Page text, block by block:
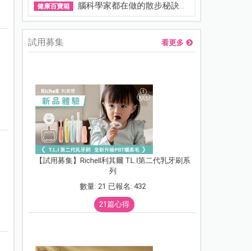
健康百寶箱 腦科學家都在做的散步秘訣！...
試用募集 看更多
【試用募集】Richell利其爾 T.L.I第二代乳牙刷系
列
數量: 21 已報名: 432
21篇心得